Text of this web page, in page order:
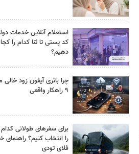
استعلام آنلاین خدمات
کد پستی تا ثنا کدام را
دهیم؟
چرا باتری آیفون زود
۹ راهکار واقعی
برای سفرهای طولانی
را انتخاب کنیم؟ راهنمای
فلای تودی